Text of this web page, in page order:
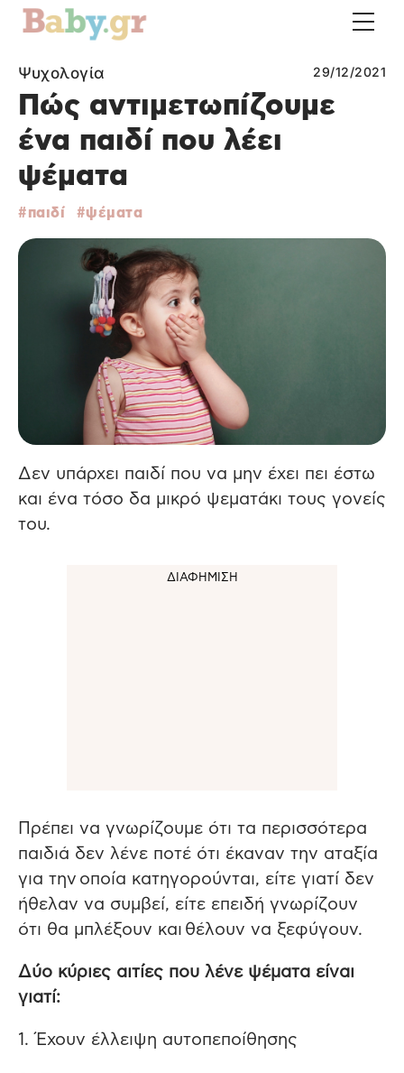
Ψυχολογία 29/12/2021
Πώς αντιμετωπίζουμε
ένα παιδί που λέει
ψέματα
παιδί ψέματα
Δεν υπάρχει παιδί που να μην έχει πει έστω
και ένα τόσο δα μικρό ψεματάκι τους γονείς
του.
Πρέπει να γνωρίζουμε ότι τα περισσότερα
παιδιά δεν λένε ποτέ ότι έκαναν την αταξία
για την οποία κατηγορούνται, είτε γιατί δεν
ήθελαν να συμβεί, είτε επειδή γνωρίζουν
ότι θα μπλέξουν και θέλουν να ξεφύγουν.
Δύο κύριες αιτίες που λένε ψέματα είναι
γιατί:
1. Έχουν έλλειψη αυτοπεποίθησης